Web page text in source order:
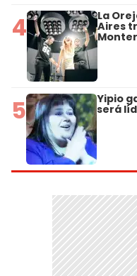
4 La
Aires
5 Yipio
será